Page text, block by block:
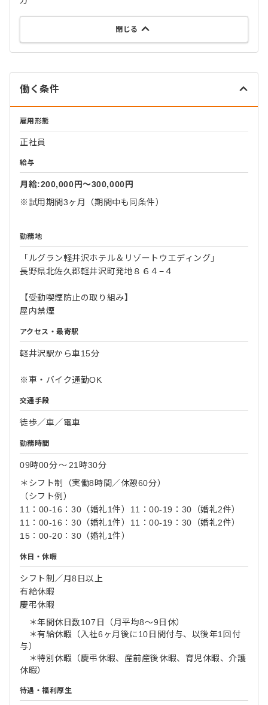
閉じる
働く条件
雇用形態
正社員
給与
月給:200,000円〜300,000円
※試用期間3ヶ月（期間中も同条件）
勤務地
「ルグラン軽井沢ホテル＆リゾートウエディング」
長野県北佐久郡軽井沢町発地８６４−４
【受動喫煙防止の取り組み】
屋内禁煙
アクセス・最寄駅
軽井沢駅から車15分
※車・バイク通勤OK
交通手段
徒歩／車／電車
勤務時間
09時00分〜 21時30分
＊シフト制（実働8時間／休憩60分）
（シフト例）
11：00-16：30（婚礼1件）11：00-19：30（婚礼2件）
11：00-16：30（婚礼1件）11：00-19：30（婚礼2件）
15：00-20：30（婚礼1件）
休日・休暇
シフト制／月8日以上
有給休暇
慶弔休暇
＊年間休日数107日（月平均8～9日休）
＊有給休暇（入社6ヶ月後に10日間付与、以後年1回付
与）
＊特別休暇（慶弔休暇、産前産後休暇、育児休暇、介護
休暇）
待遇・福利厚生